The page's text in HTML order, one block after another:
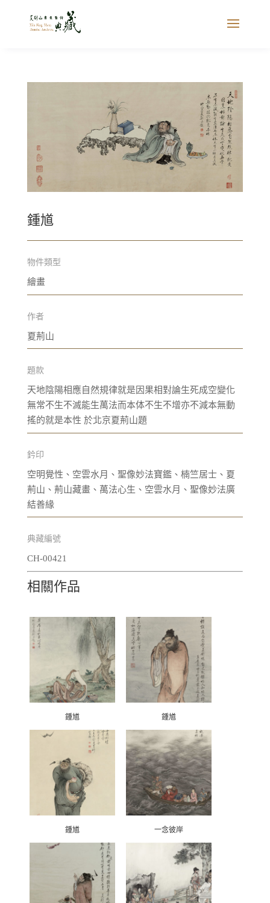
鍾馗
物件類型
繪畫
作者
夏荊山
題款
天地陰陽相應自然規律就是因果相對論生死成空變化
無常不生不滅能生萬法而本体不生不增亦不減本無動
搖的就是本性 於北京夏荊山題
鈐印
空明覺性、空雲水月、聖像妙法寶鑑、楠竺居士、夏
荊山、荊山藏畫、萬法心生、空雲水月、聖像妙法廣
結善緣
典藏編號
CH-00421
相關作品
鍾馗 鍾馗
鍾馗 一念彼岸